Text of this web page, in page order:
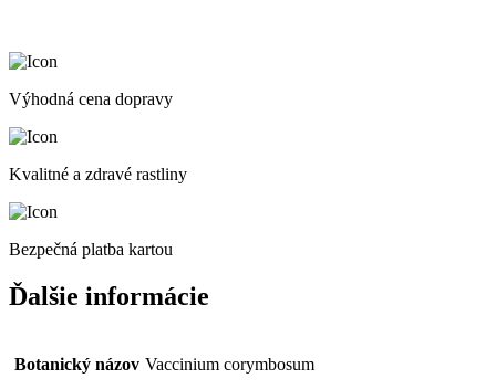
Výhodná cena dopravy
Kvalitné a zdravé rastliny
Bezpečná platba kartou
Ďalšie informácie
Botanický názov Vaccinium corymbosum